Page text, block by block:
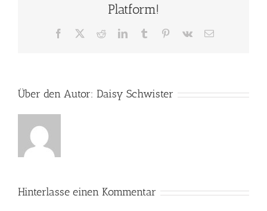
Platform!
Facebook RedditLinkedInTumblr Pinterest
Vk
E-
Über den Autor: Daisy Schwister
Hinterlasse einen Kommentar